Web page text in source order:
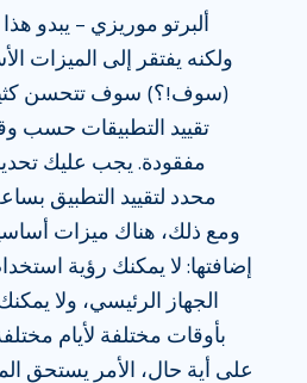
ألبرتو موريزي – يبدو
ولكنه يفتقر إلى الميزات
(سوف!؟) سوف تتحسن
تقييد التطبيقات حسب
مفقودة. يجب عليك
محدد لتقييد التطبيق
ومع ذلك، هناك ميزات
إضافتها: لا يمكنك رؤية
الجهاز الرئيسي، ولا
بأوقات مختلفة لأيام
على أية حال، الأمر يستحق